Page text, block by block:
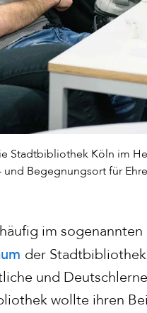
Stadtbibliothek Köln im
und Begegnungsort für
im
der
und
wollte ihren